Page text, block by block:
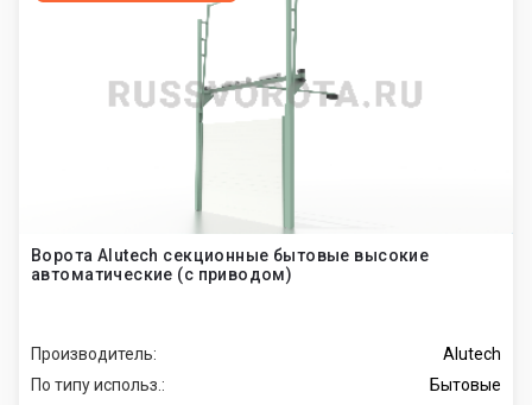
Ворота Alutech секционные бытовые высокие
автоматические (с приводом)
Производитель:
Alutech
По типу использ.:
Бытовые